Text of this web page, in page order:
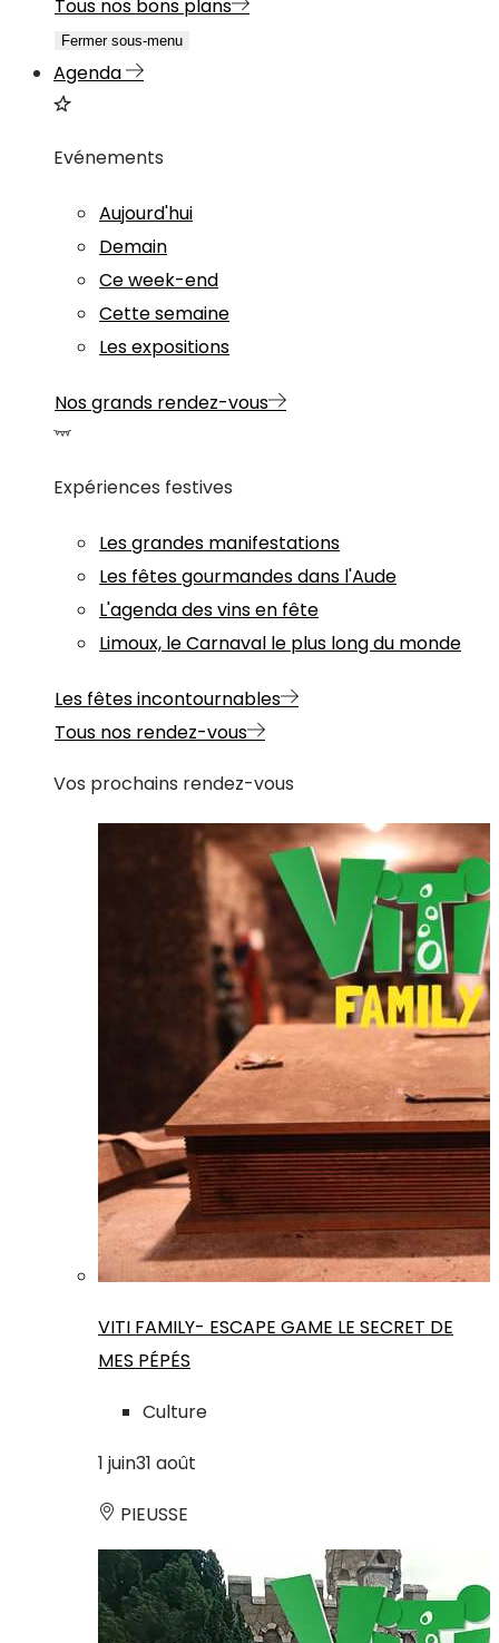
Tous nos bons plans
Fermer sous-menu
Agenda
Evénements
Aujourd'hui
Demain
Ce week-end
Cette semaine
Les expositions
Nos grands rendez-vous
Expériences festives
Les grandes manifestations
Les fêtes gourmandes dans l'Aude
L'agenda des vins en fête
Limoux, le Carnaval le plus long du monde
Les fêtes incontournables
Tous nos rendez-vous
Vos prochains rendez-vous
VITI FAMILY- ESCAPE GAME LE SECRET DE
MES PÉPÉS
Culture
1 juin31 août
PIEUSSE